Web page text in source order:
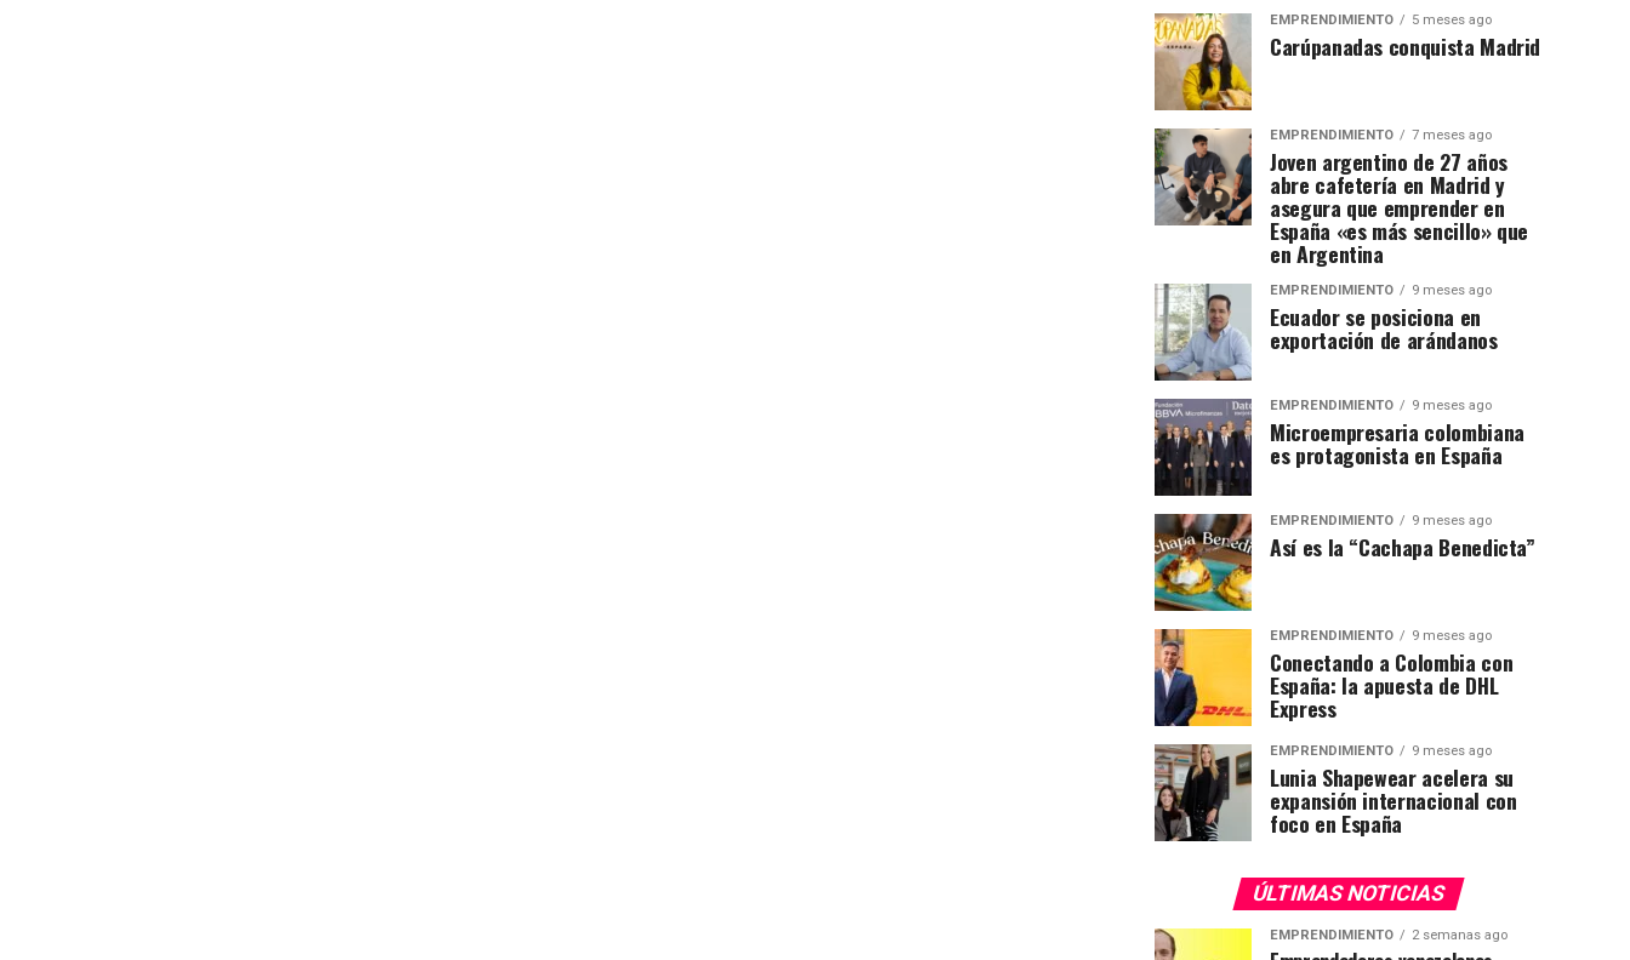
EMPRENDIMIENTO 5 meses ago
Carúpanadas conquista Madrid
EMPRENDIMIENTO 7 meses ago
Joven argentino de 27 años
abre cafetería en Madrid y
asegura que emprender en
España «es más sencillo» que
en Argentina
EMPRENDIMIENTO 9 meses ago
Ecuador se posiciona en
exportación de arándanos
EMPRENDIMIENTO 9 meses ago
Microempresaria colombiana
es protagonista en España
EMPRENDIMIENTO 9 meses ago
Así es la “Cachapa Benedicta”
EMPRENDIMIENTO 9 meses ago
Conectando a Colombia con
España: la apuesta de DHL
Express
EMPRENDIMIENTO 9 meses ago
Lunia Shapewear acelera su
expansión internacional con
foco en España
ÚLTIMAS NOTICIAS
EMPRENDIMIENTO 2 semanas ago